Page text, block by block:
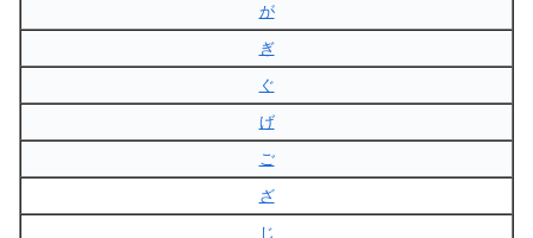
が
ぎ
ぐ
げ
ご
ざ
じ